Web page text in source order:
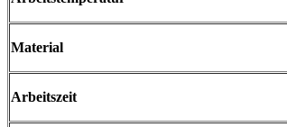
Material
Arbeitszeit